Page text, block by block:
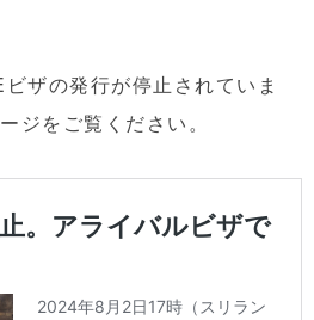
ザの発行が停止されていま
ジをご覧ください。